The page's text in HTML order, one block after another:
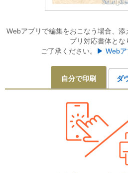
Webアプリで編集をおこなう場合、
プリ対応書体とな
ご了承ください。
▶ Webア
自分で印刷 ダ